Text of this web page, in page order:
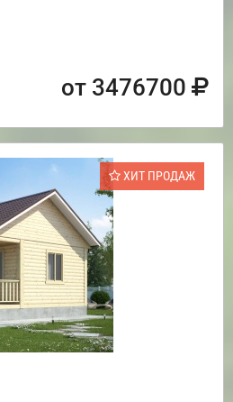
от 3476700
ХИТ ПРОДАЖ